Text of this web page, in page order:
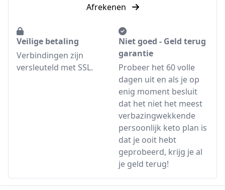
Afrekenen
Veilige betaling
Verbindingen zijn
versleuteld met SSL.
Niet goed - Geld terug
garantie
Probeer het 60 volle
dagen uit en als je op
enig moment besluit
dat het niet het meest
verbazingwekkende
persoonlijk keto plan is
dat je ooit hebt
geprobeerd, krijg je al
je geld terug!